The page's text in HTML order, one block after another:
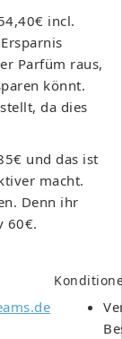
incl.
Parfüm raus,
könnt.
da dies
und das ist
macht.
Denn ihr
60€.